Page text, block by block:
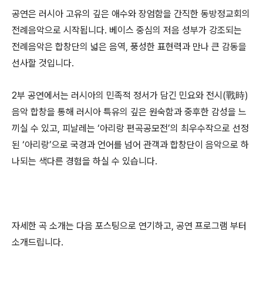
공연은 러시아 고유의 깊은 애수와 장엄함을 간직한 동방정교회의
전례음악으로 시작됩니다. 베이스 중심의 저음 성부가 강조되는
전례음악은 합창단의 넓은 음역, 풍성한 표현력과 만나 큰 감동을
선사할 것입니다.
2부 공연에서는 러시아의 민족적 정서가 담긴 민요와 전시(戰時)
음악 합창을 통해 러시아 특유의 깊은 원숙함과 중후한 감성을 느
끼실 수 있고, 피날레는 ‘아리랑 편곡공모전’의 최우수작으로 선정
된 ‘아리랑’으로 국경과 언어를 넘어 관객과 합창단이 음악으로 하
나되는 색다른 경험을 하실 수 있습니다.
자세한 곡 소개는 다음 포스팅으로 연기하고, 공연 프로그램 부터
소개드립니다.